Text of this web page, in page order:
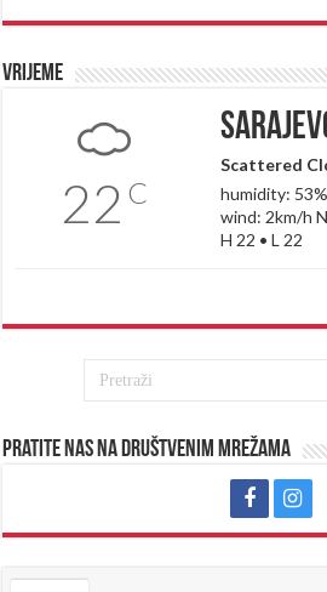
Vrijeme
22 C
Scattered
humidity: 53%
wind: 2km/h
H 22 • L 22
Pratite nas na društvenim mrežama